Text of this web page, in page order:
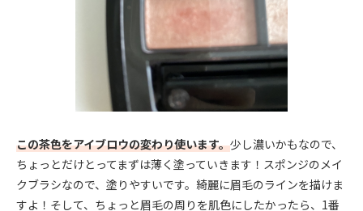
この茶色をアイブロウの変わり使います。少し濃いかもなので、
ちょっとだけとってまずは薄く塗っていきます！スポンジのメイ
クブラシなので、塗りやすいです。綺麗に眉毛のラインを描けま
すよ！そして、ちょっと眉毛の周りを肌色にしたかったら、1番